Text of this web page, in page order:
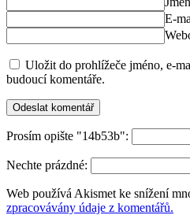
E-
Uložit do prohlížeče jméno, e-
budoucí komentáře.
Prosím opište "14b53b":
Nechte prázdné:
Web používá Akismet ke snížení
zpracovávány údaje z komentářů.